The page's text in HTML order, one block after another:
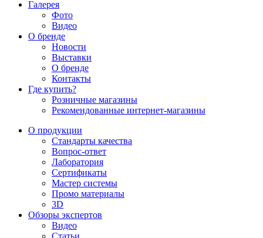
Галерея
Фото
Видео
О бренде
Новости
Выставки
О бренде
Контакты
Где купить?
Розничные магазины
Рекомендованные интернет-магазины
О продукции
Стандарты качества
Вопрос-ответ
Лаборатория
Сертификаты
Мастер системы
Промо материалы
3D
Обзоры экспертов
Видео
Статьи